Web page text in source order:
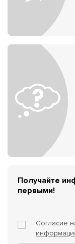
Получайте
первыми!
Согласие